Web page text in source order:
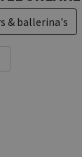
& ballerina's